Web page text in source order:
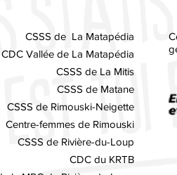
CSSS de La Matapédia
CDC Vallée de La Matapédia
CSSS de La Mitis
CSSS de Matane
CSSS de Rimouski-Neigette
Centre-femmes de Rimouski
CSSS de Rivière-du-Loup
CDC du KRTB